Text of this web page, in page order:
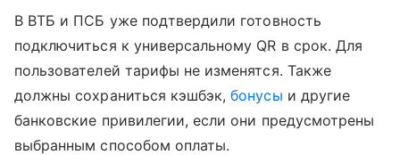
В ВТБ и ПСБ уже подтвердили готовность
подключиться к универсальному QR в срок. Для
пользователей тарифы не изменятся. Также
должны сохраниться кэшбэк,бонусы и другие
банковские привилегии, если они предусмотрены
выбранным способом оплаты.